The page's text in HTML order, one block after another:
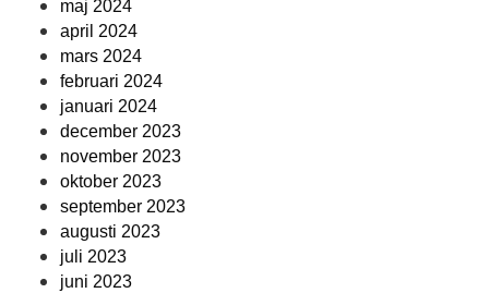
maj 2024
april 2024
mars 2024
februari 2024
januari 2024
december 2023
november 2023
oktober 2023
september 2023
augusti 2023
juli 2023
juni 2023